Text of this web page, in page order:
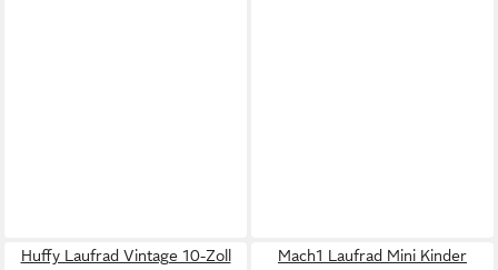
Huffy Laufrad Vintage 10-Zoll
Mach1 Laufrad Mini Kinder